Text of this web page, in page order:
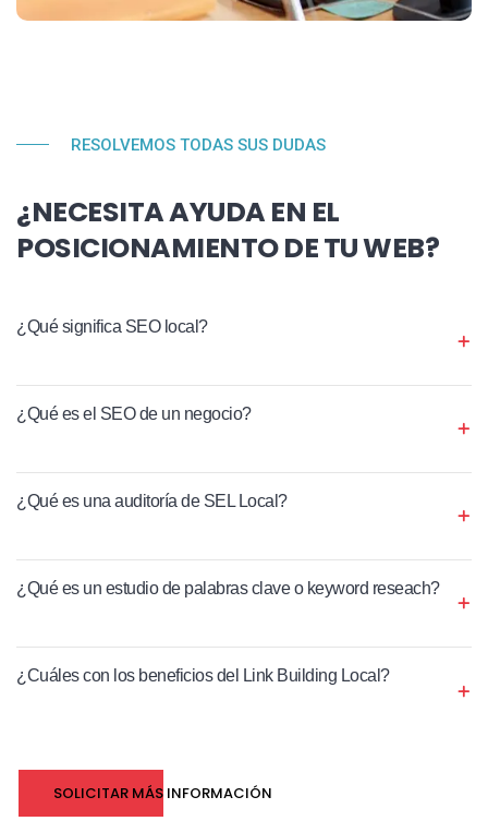
RESOLVEMOS TODAS SUS DUDAS
¿NECESITA AYUDA EN EL
POSICIONAMIENTO DE TU WEB?
¿Qué significa SEO local?
¿Qué es el SEO de un negocio?
¿Qué es una auditoría de SEL Local?
¿Qué es un estudio de palabras clave o keyword reseach?
¿Cuáles con los beneficios del Link Building Local?
SOLICITAR MÁS INFORMACIÓN